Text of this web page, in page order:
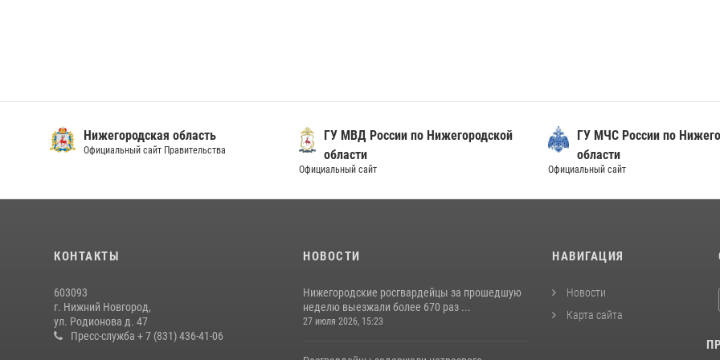
Нижегородская область
Официальный сайт Правительства
ГУ МВД России по Нижегородской
области
Официальный сайт
ГУ МЧС России по
области
Официальный сайт
КОНТАКТЫ
603093
г. Нижний Новгород,
ул. Родионова д. 47
Пресс-служба + 7 (831) 436-41-06
НОВОСТИ
Нижегородские росгвардейцы за прошедшую
неделю выезжали более 670 раз ...
27 июля 2026, 15:23
НАВИГАЦИЯ
Новости
Карта сайта